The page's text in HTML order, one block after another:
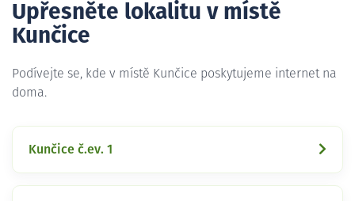
Upřesněte lokalitu v místě
Kunčice
Podívejte se, kde v místě Kunčice poskytujeme internet na
doma.
Kunčice č.ev. 1